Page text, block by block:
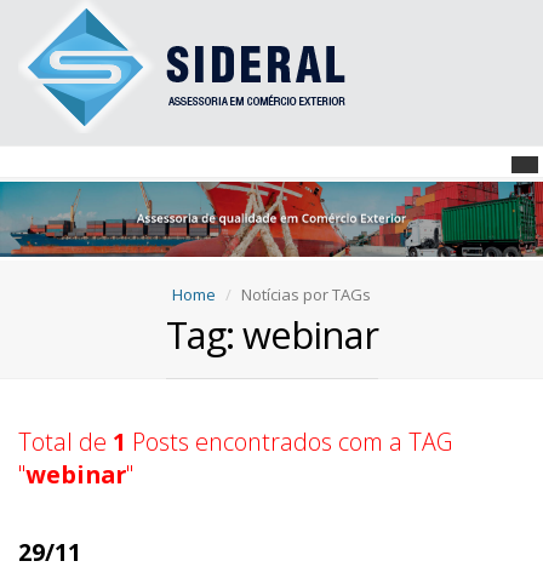
Home Notícias por TAGs
Tag: webinar
Total de 1 Posts encontrados com a TAG
"webinar"
29/11